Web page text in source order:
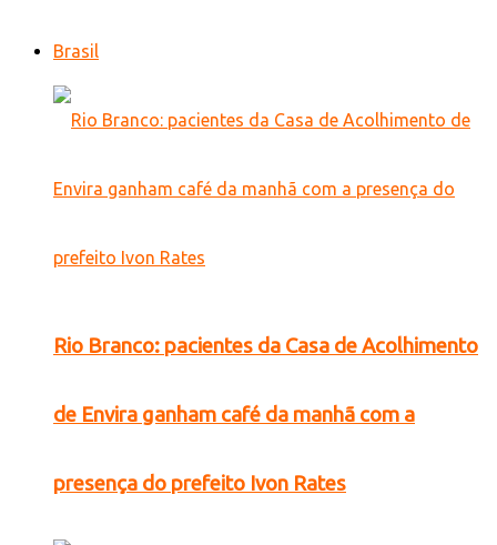
Brasil
Rio Branco: pacientes da Casa de Acolhimento
de Envira ganham café da manhã com a
presença do prefeito Ivon Rates